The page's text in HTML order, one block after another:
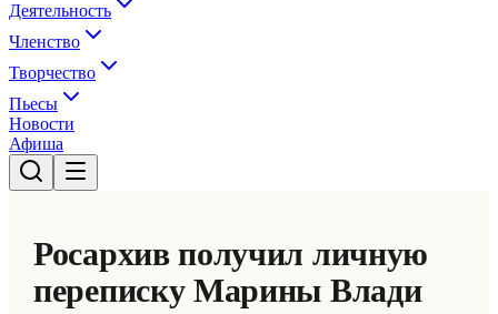
Деятельность
Членство
Творчество
Пьесы
Новости
Афиша
Росархив получил личную
переписку Марины Влади